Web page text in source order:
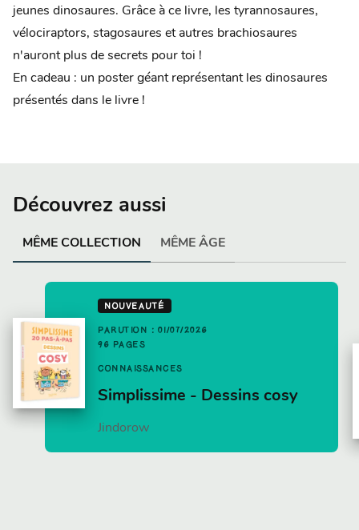
jeunes dinosaures. Grâce à ce livre, les tyrannosaures,
vélociraptors, stagosaures et autres brachiosaures
n'auront plus de secrets pour toi !
En cadeau : un poster géant représentant les dinosaures
présentés dans le livre !
Découvrez aussi
MÊME COLLECTION MÊME ÂGE
NOUVEAUTÉ
PARUTION : 01/07/2026
96 PAGES
CONNAISSANCES
Simplissime - Dessins cosy
Jindorow